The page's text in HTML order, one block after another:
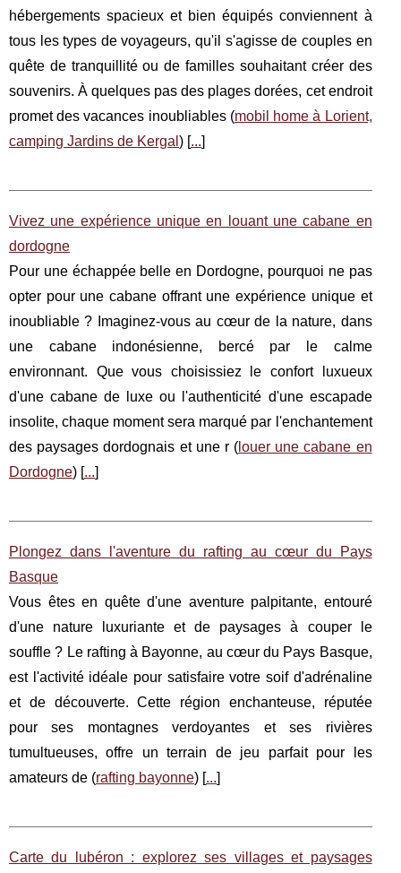
hébergements spacieux et bien équipés conviennent à
tous les types de voyageurs, qu'il s'agisse de couples en
quête de tranquillité ou de familles souhaitant créer des
souvenirs. À quelques pas des plages dorées, cet endroit
promet des vacances inoubliables (mobil home à Lorient,
camping Jardins de Kergal ) [...]
Vivez une expérience unique en louant une cabane en
dordogne
Pour une échappée belle en Dordogne, pourquoi ne pas
opter pour une cabane offrant une expérience unique et
inoubliable ? Imaginez-vous au cœur de la nature, dans
une cabane indonésienne, bercé par le calme
environnant. Que vous choisissiez le confort luxueux
d'une cabane de luxe ou l'authenticité d'une escapade
insolite, chaque moment sera marqué par l'enchantement
des paysages dordognais et une r ( louer une cabane en
Dordogne) [...]
Plongez dans l'aventure du rafting au cœur du Pays
Basque
Vous êtes en quête d'une aventure palpitante, entouré
d'une nature luxuriante et de paysages à couper le
souffle ? Le rafting à Bayonne, au cœur du Pays Basque,
est l'activité idéale pour satisfaire votre soif d'adrénaline
et de découverte. Cette région enchanteuse, réputée
pour ses montagnes verdoyantes et ses rivières
tumultueuses, offre un terrain de jeu parfait pour les
amateurs de (rafting bayonne) [...]
Carte du lubéron : explorez ses villages et paysages